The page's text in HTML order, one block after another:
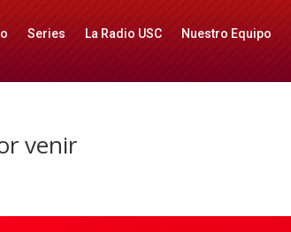
Series La Radio USC Nuestro Equipo
venir